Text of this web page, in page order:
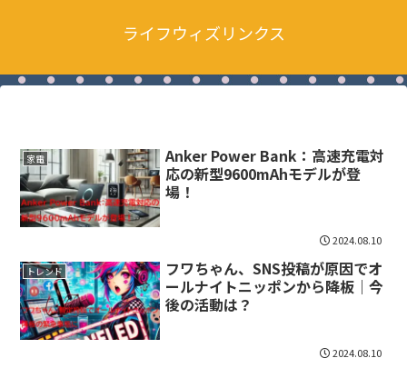
ライフウィズリンクス
家電
Anker Power Bank：高速充電対
応の新型9600mAhモデルが登
場！
2024.08.10
トレンド
フワちゃん、SNS投稿が原因でオ
ールナイトニッポンから降板｜今
後の活動は？
2024.08.10